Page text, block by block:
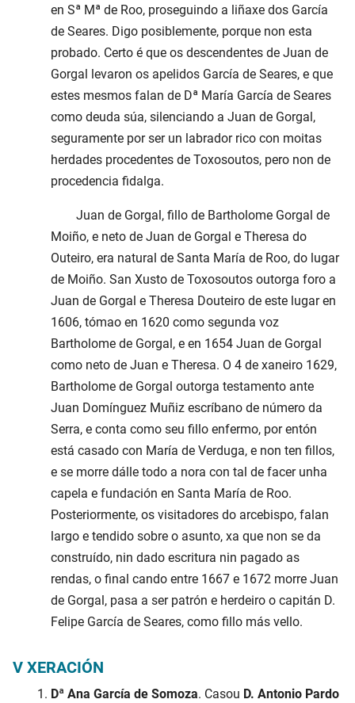
en Sª Mª de Roo, proseguindo a liñaxe dos García
de Seares. Digo posiblemente, porque non esta
probado. Certo é que os descendentes de Juan de
Gorgal levaron os apelidos García de Seares, e que
estes mesmos falan de Dª María García de Seares
como deuda súa, silenciando a Juan de Gorgal,
seguramente por ser un labrador rico con moitas
herdades procedentes de Toxosoutos, pero non de
procedencia fidalga.
Juan de Gorgal, fillo de Bartholome Gorgal de
Moiño, e neto de Juan de Gorgal e Theresa do
Outeiro, era natural de Santa María de Roo, do lugar
de Moiño. San Xusto de Toxosoutos outorga foro a
Juan de Gorgal e Theresa Douteiro de este lugar en
1606, tómao en 1620 como segunda voz
Bartholome de Gorgal, e en 1654 Juan de Gorgal
como neto de Juan e Theresa. O 4 de xaneiro 1629,
Bartholome de Gorgal outorga testamento ante
Juan Domínguez Muñiz escríbano de número da
Serra, e conta como seu fillo enfermo, por entón
está casado con María de Verduga, e non ten fillos,
e se morre dálle todo a nora con tal de facer unha
capela e fundación en Santa María de Roo.
Posteriormente, os visitadores do arcebispo, falan
largo e tendido sobre o asunto, xa que non se da
construído, nin dado escritura nin pagado as
rendas, o final cando entre 1667 e 1672 morre Juan
de Gorgal, pasa a ser patrón e herdeiro o capitán D.
Felipe García de Seares, como fillo más vello.
V XERACIÓN
Dª Ana García de Somoza. Casou D. Antonio Pardo